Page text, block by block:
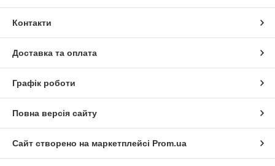
Контакти
Доставка та оплата
Графік роботи
Повна версія сайту
Сайт створено на маркетплейсі Prom.ua